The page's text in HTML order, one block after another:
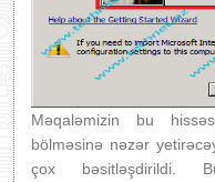
Məqaləmizin bu
bölməsinə nəzər
çox bəsitləşdirildi.